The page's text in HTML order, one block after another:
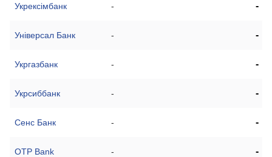
Укрексімбанк - -
Універсал Банк - -
Укргазбанк - -
Укрсиббанк - -
Сенс Банк - -
OTP Bank - -